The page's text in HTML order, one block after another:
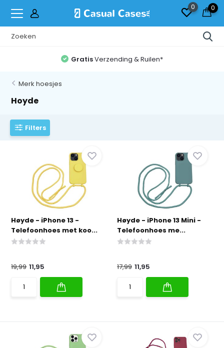
0 0
GratisVerzending & Ruilen*
Merk hoesjes
Hoyde
Filters
Høyde - iPhone 13 -
Telefoonhoes met koo...
19,99 11,95
Høyde - iPhone 13 Mini -
Telefoonhoes me...
17,99 11,95